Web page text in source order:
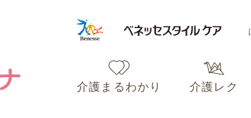
介護まるわかり 介護レク